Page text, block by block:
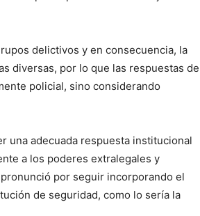
delictivos y en consecuencia, la
diversas, por lo que las respuestas
policial, sino considerando
una adecuada respuesta institucional
a los poderes extralegales y
por seguir incorporando el
de seguridad, como lo sería la